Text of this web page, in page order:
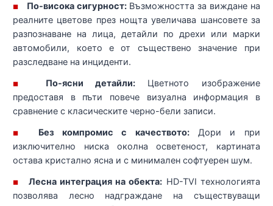
■ По-висока сигурност:Възможността за виждане на
реалните цветове през нощта увеличава шансовете за
разпознаване на лица, детайли по дрехи или марки
автомобили, което е от съществено значение при
разследване на инциденти.
■ По-ясни детайли: Цветното изображение
предоставя в пъти повече визуална информация в
сравнение с класическите черно-бели записи.
■ Без компромис с качеството:Дори и при
изключително ниска околна осветеност, картината
остава кристално ясна и с минимален софтуерен шум.
■ Лесна интеграция на обекта: HD-TVI технологията
позволява лесно надграждане на съществуващи